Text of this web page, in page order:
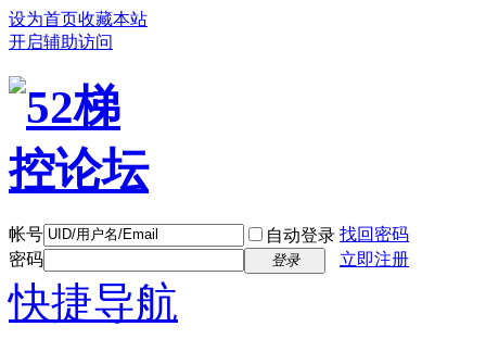
设为首页收藏本站
开启辅助访问
帐号 自动登录 找回密码
密码
登录 立即注册
快捷导航